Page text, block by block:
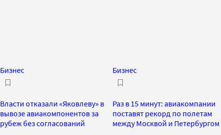
Бизнес
Власти отказали «Яковлеву» в
вывозе авиакомпонентов за
рубеж без согласований
Бизнес
Раз в 15 минут: авиакомпании
поставят рекорд по полетам
между Москвой и Петербургом